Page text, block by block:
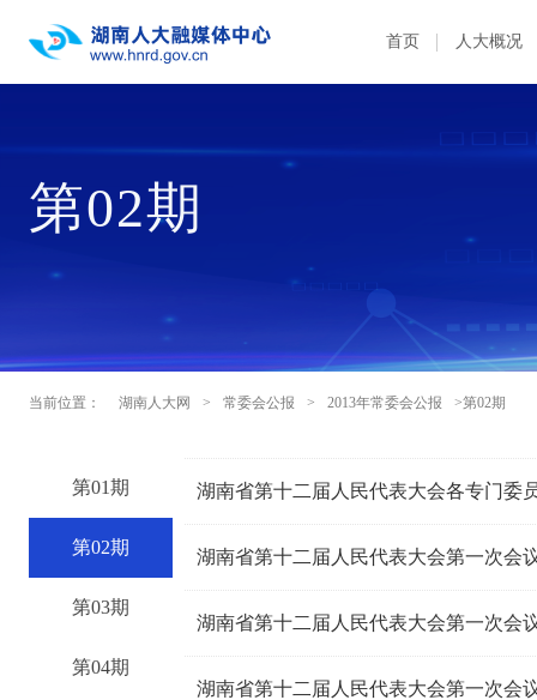
首页 人大概况
第02期
当前位置： 湖南人大网 > 常委会公报 > 2013年常委会公报 >第02期
第01期
第02期
第03期
第04期
湖南省第十二届人民代表大会各专门委
湖南省第十二届人民代表大会第一次会
湖南省第十二届人民代表大会第一次会
湖南省第十二届人民代表大会第一次会